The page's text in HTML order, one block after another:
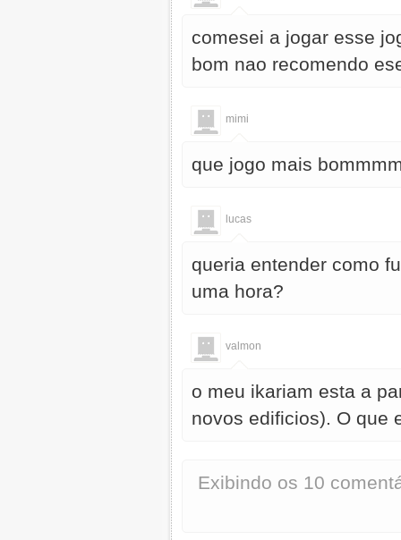
comesei a jogar esse
bom nao recomendo
mimi
que jogo mais
lucas
queria entender como
uma hora?
valmon
o meu ikariam esta a
novos edificios). O que
Exibindo os 10